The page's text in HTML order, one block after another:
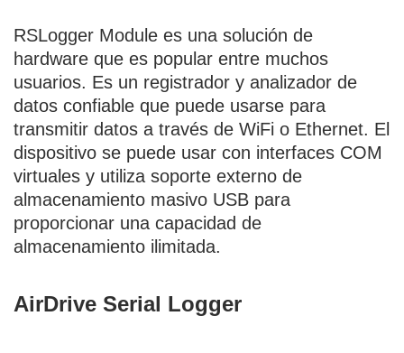
RSLogger Module es una solución de
hardware que es popular entre muchos
usuarios. Es un registrador y analizador de
datos confiable que puede usarse para
transmitir datos a través de WiFi o Ethernet. El
dispositivo se puede usar con interfaces COM
virtuales y utiliza soporte externo de
almacenamiento masivo USB para
proporcionar una capacidad de
almacenamiento ilimitada.
AirDrive Serial Logger